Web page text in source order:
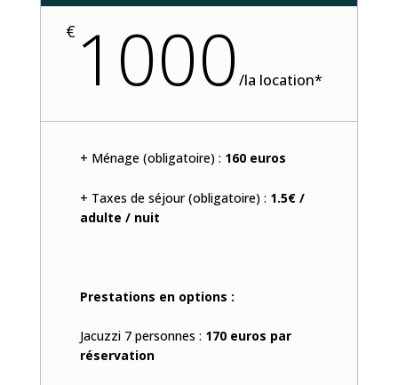
€1000 /la location*
+ Ménage (obligatoire) : 160 euros
+ Taxes de séjour (obligatoire) : 1.5€ /
adulte / nuit
Prestations en options :
Jacuzzi 7 personnes : 170 euros par
réservation